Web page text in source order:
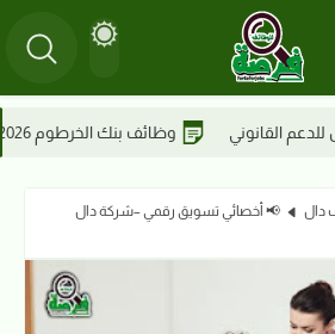
المالية بالرئاسة
دال
📢 أخصائي تسويق رقمي –شركة دال